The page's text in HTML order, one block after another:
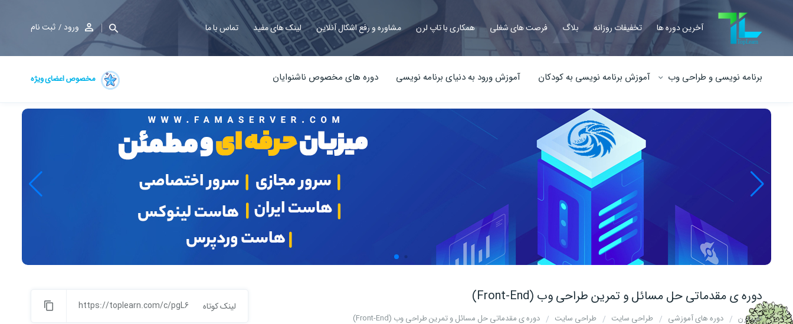
آخرین دوره ها تخفیفات روزانه بلاگ فرصت های شغلی همکاری با تاپ لرن مشاوره و رفع اشکال آنلاین لینک های مفید تماس با ما ورود ثبت نام
برنامه نویسی و طراحی وب آموزش برنامه نویسی به کودکان آموزش ورود به دنیای برنامه نویسی دوره های مخصوص ناشنوایان مخصوص اعضای ویژه
دوره ی مقدماتی حل مسائل و تمرین طراحی وب (Front-End)
تاپ لرن دوره های آموزشی طراحی سایت طراحی سایت دوره ی مقدماتی حل مسائل و تمرین طراحی وب (Front-End)
لینک کوتاه https://toplearn.com/c/pgL6